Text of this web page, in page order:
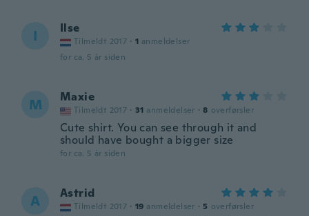
I Ilse
Tilmeldt 2017 · 1 anmeldelser
for ca. 5 år siden
M Maxie
Tilmeldt 2017 · 31 anmeldelser · 8 overførsler
Cute shirt. You can see through it and
should have bought a bigger size
for ca. 5 år siden
A Astrid
Tilmeldt 2017 · 19 anmeldelser · 5 overførsler